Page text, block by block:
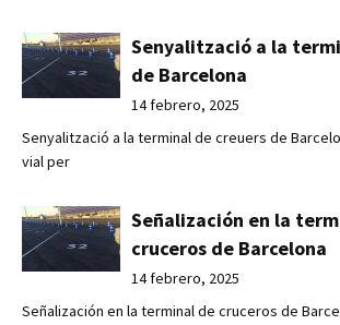
Senyalització a la
de Barcelona
14 febrero, 2025
Senyalització a la terminal de creuers de
vial per
Señalización en la
cruceros de Barcelona
14 febrero, 2025
Señalización en la terminal de cruceros de